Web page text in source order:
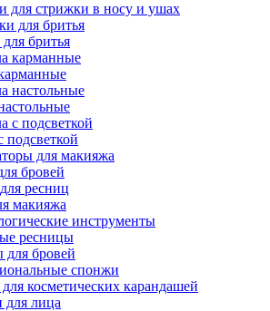
для стрижки в носу и ушах
бритья
подсветкой
для макияжа
бровей
ресниц
макияжа
инструменты
ресницы
бровей
спонжи
косметических карандашей
лица